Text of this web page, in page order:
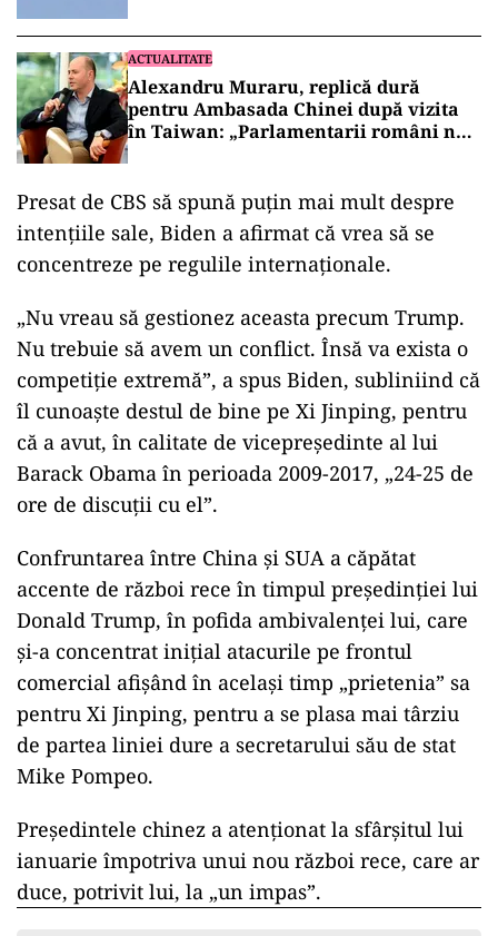
ACTUALITATE
Alexandru Muraru, replică dură
pentru Ambasada Chinei după vizita
în Taiwan: „Parlamentarii români nu
Presat de CBS să spună puţin mai mult despre
intenţiile sale, Biden a afirmat că vrea să se
concentreze pe regulile internaţionale.
„Nu vreau să gestionez aceasta precum Trump.
Nu trebuie să avem un conflict. Însă va exista o
competiţie extremă”, a spus Biden, subliniind că
îl cunoaşte destul de bine pe Xi Jinping, pentru
că a avut, în calitate de vicepreşedinte al lui
Barack Obama în perioada 2009-2017, „24-25 de
ore de discuţii cu el”.
Confruntarea între China şi SUA a căpătat
accente de război rece în timpul preşedinţiei lui
Donald Trump, în pofida ambivalenţei lui, care
şi-a concentrat iniţial atacurile pe frontul
comercial afişând în acelaşi timp „prietenia” sa
pentru Xi Jinping, pentru a se plasa mai târziu
de partea liniei dure a secretarului său de stat
Mike Pompeo.
Preşedintele chinez a atenţionat la sfârşitul lui
ianuarie împotriva unui nou război rece, care ar
duce, potrivit lui, la „un impas”.